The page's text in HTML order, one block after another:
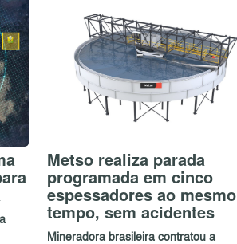
Metso realiza parada
programada em cinco
espessadores ao mesmo
tempo, sem acidentes
Mineradora brasileira contratou a